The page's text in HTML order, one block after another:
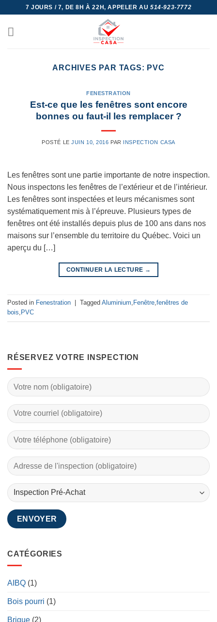
content
7 JOURS / 7, DE 8H À 22H, APPELER AU 514-923-7772
ARCHIVES PAR TAGS: PVC
FENESTRATION
Est-ce que les fenêtres sont encore
bonnes ou faut-il les remplacer ?
POSTÉ LEJUIN 10, 2016 PAR INSPECTION CASA
Les fenêtres sont une partie importante de notre inspection.
Nous inspectons les fenêtres de l’extérieur et de l’intérieur.
Les fenêtres sont inspectées et leurs mécanismes sont
systématiquement mis à l’épreuve. Plusieurs types de
fenêtres ont été installés depuis plus de 100 ans dans nos
maisons sur l’ensemble du territoire du Québec. Voici un
aperçu du […]
CONTINUER LA LECTURE →
Posted in Fenestration Tagged Aluminium Fenêtre fenêtres de
bois PVC
RÉSERVEZ VOTRE INSPECTION
CATÉGORIES
AIBQ (1)
Bois pourri (1)
Brique (2)